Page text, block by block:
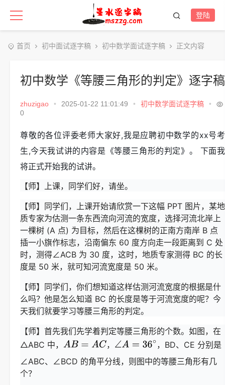
登陆
首页 初中面试逐字稿 初中数学面试逐字稿 正文内容
初中数学《等腰三角形的判定》逐字稿
zhuzigao • 2025-01-22 11:01:49 • 初中数学面试逐字稿
•
0
尊敬的各位评委老师大家好,我是应聘初中数学的xx号考
生,今天我试讲的内容是《等腰三角形的判定》。 下面我
将正式开始我的试讲。
【师】上课，同学们好，请坐。
【师】同学们，上课开始请欣赏一下这幅 PPT 图片，某地
质专家为估测一条东西流向河流的宽度，选择河流北岸上
一棵树 (A 点) 为目标，然后在这棵树的正南方南岸 B 点
插一小旗作标志，沿南偏东 60 度方向走一段距离到 C 处
时，测得∠ACB 为 30 度，这时，地质专家测得 BC 的长
度是 50 米，就可知河流宽度是 50 米。
【师】同学们，你们想知道这样估测河流宽度的根据是什
么吗？他是怎么知道 BC 的长度是等于河流宽度的呢？今
天我们就要学习等腰三角形的判定。
【师】首先我们先学着判定等腰三角形的个数。如图，在
△ABC 中，
，
，BD、CE 分别是
∠ABC、∠BCD 的角平分线，则图中的等腰三角形有几
个？